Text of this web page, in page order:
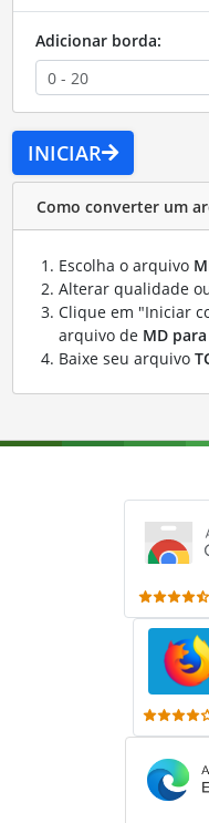
Adicionar borda:
INICIAR
Como converter um
Escolha o arquivo
Alterar qualidade
Clique em "Iniciar
arquivo de MD para
Baixe seu arquivo